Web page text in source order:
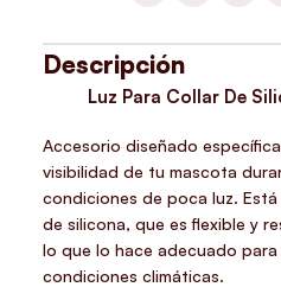
Descripción
Luz Para Collar De
Accesorio diseñado
visibilidad de tu mascota
condiciones de poca luz.
de silicona, que es flexible y
lo que lo hace adecuado para
condiciones climáticas.